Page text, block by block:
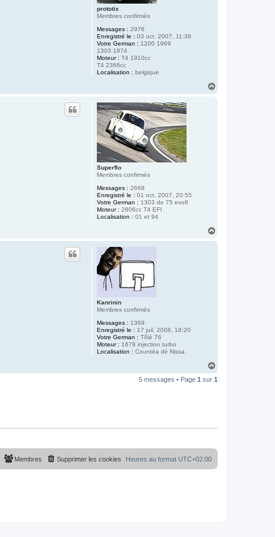
prototix
Membres confirmés
Messages : 2976
Enregistré le : 03 oct. 2007, 11:39
Votre German : 1200 1969
1303 1974
Moteur : T4 1910cc
T4 2366cc
Localisation : belgique
Superflo
Membres confirmés
Messages : 2668
Enregistré le : 01 oct. 2007, 20:55
Votre German : 1303 de 75 evo8
Moteur : 2806cc T4 EFI
Localisation : 01 et 94
Kanrinin
Membres confirmés
Messages : 1369
Enregistré le : 17 juil. 2008, 18:20
Votre German : Tôlé 76
Moteur : 1678 injection turbo
Localisation : Countéa dé Nissa
u
5 messages • Page 1 sur 1
Heures au format UTC+02:00
Supprimer les cookies
Membres